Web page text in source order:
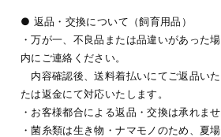
● 返品・交換について（飼育用品）
・万が一、不良品または品違いがあった
内にご連絡ください。
内容確認後、送料着払いにてご返品い
たは返金にて対応いたします。
・お客様都合による返品・交換は承れませ
・菌糸類は生き物・ナマモノのため、夏